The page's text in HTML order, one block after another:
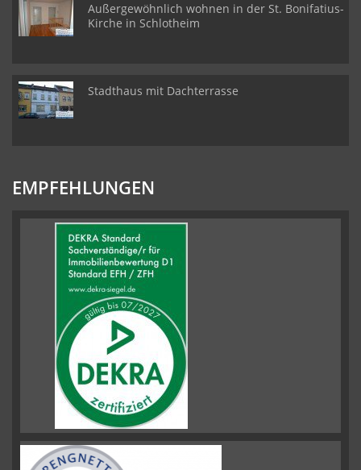
Außergewöhnlich wohnen in der St. Bonifatius-
Kirche in Schlotheim
Stadthaus mit Dachterrasse
EMPFEHLUNGEN